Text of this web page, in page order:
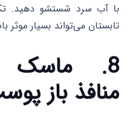
با آب سرد شستشو دهید.
تابستان می‌تواند بسیار موثر
8. ماسک
منافذ باز